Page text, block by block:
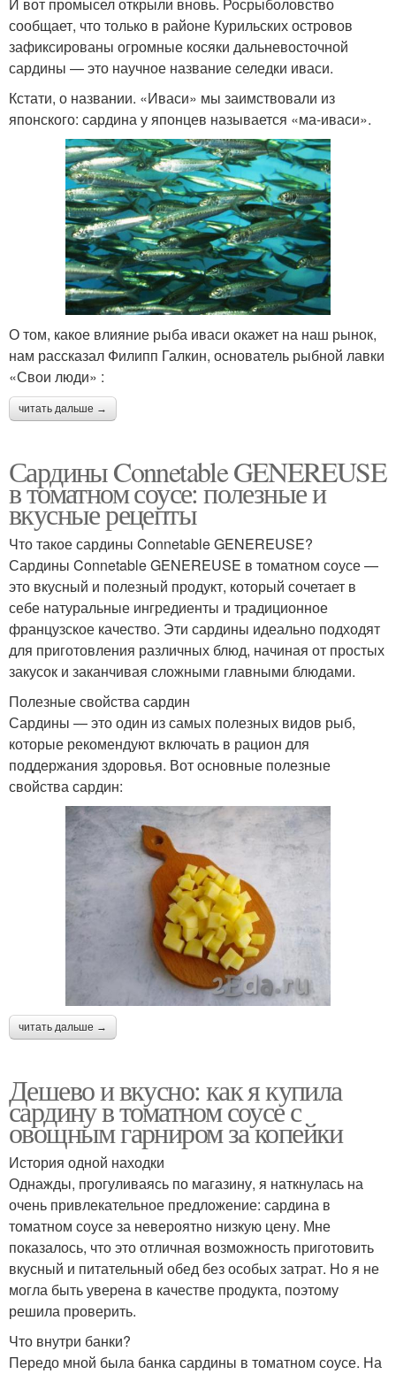
сообщает, что только в районе Курильских островов
зафиксированы огромные косяки дальневосточной
сардины — это научное название селедки иваси.
Кстати, о названии. «Иваси» мы заимствовали из
японского: сардина у японцев называется «ма-иваси».
О том, какое влияние рыба иваси окажет на наш рынок,
нам рассказал Филипп Галкин, основатель рыбной лавки
«Свои люди» :
читать дальше →
Сардины Connetable GENEREUSE
в томатном соусе: полезные и
вкусные рецепты
Что такое сардины Connetable GENEREUSE?
Сардины Connetable GENEREUSE в томатном соусе —
это вкусный и полезный продукт, который сочетает в
себе натуральные ингредиенты и традиционное
французское качество. Эти сардины идеально подходят
для приготовления различных блюд, начиная от простых
закусок и заканчивая сложными главными блюдами.
Полезные свойства сардин
Сардины — это один из самых полезных видов рыб,
которые рекомендуют включать в рацион для
поддержания здоровья. Вот основные полезные
свойства сардин:
читать дальше →
Дешево и вкусно: как я купила
сардину в томатном соусе с
овощным гарниром за копейки
История одной находки
Однажды, прогуливаясь по магазину, я наткнулась на
очень привлекательное предложение: сардина в
томатном соусе за невероятно низкую цену. Мне
показалось, что это отличная возможность приготовить
вкусный и питательный обед без особых затрат. Но я не
могла быть уверена в качестве продукта, поэтому
решила проверить.
Что внутри банки?
Передо мной была банка сардины в томатном соусе. На